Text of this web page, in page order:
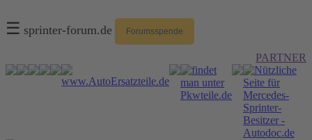
☰ sprinter-forum.de Forumsspende
PARTNER